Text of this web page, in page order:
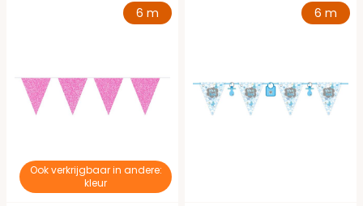
Ook verkrijgbaar in andere:
kleur
6 m 6 m